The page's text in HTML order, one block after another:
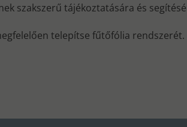
szakszerű tájékoztatására és
telepítse fűtőfólia rendszerét.